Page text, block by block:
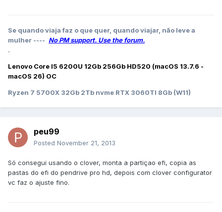
Se quando viaja faz o que quer, quando viajar, não leve a
mulher ---- No PM support. Use the forum.
.
Lenovo Core I5 6200U 12Gb 256Gb HD520 (macOS 13.7.6 -
macOS 26) OC
Ryzen 7 5700X 32Gb 2Tb nvme RTX 3060TI 8Gb (W11)
peu99
Posted November 21, 2013
Só consegui usando o clover, monta a partiçao efi, copia as
pastas do efi do pendrive pro hd, depois com clover configurator
vc faz o ajuste fino.